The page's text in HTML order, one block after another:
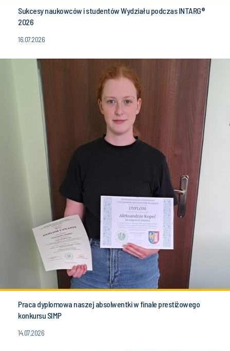
Sukcesy naukowców i studentów Wydziału podczas INTARG®
2026
16.07.2026
Praca dyplomowa naszej absolwentki w finale prestiżowego
konkursu SIMP
14.07.2026